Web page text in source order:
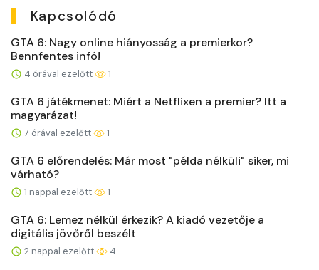
Kapcsolódó
GTA 6: Nagy online hiányosság a premierkor?
Bennfentes infó!
4 órával ezelőtt 1
GTA 6 játékmenet: Miért a Netflixen a premier? Itt a
magyarázat!
7 órával ezelőtt 1
GTA 6 előrendelés: Már most "példa nélküli" siker, mi
várható?
1 nappal ezelőtt 1
GTA 6: Lemez nélkül érkezik? A kiadó vezetője a
digitális jövőről beszélt
2 nappal ezelőtt 4